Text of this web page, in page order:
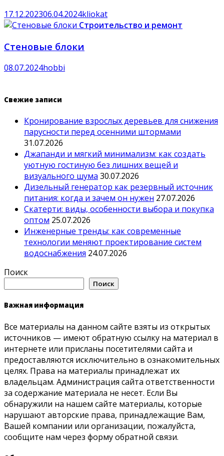
17.12.202306.04.2024kliokat
Строительство и ремонт
Стеновые блоки
08.07.2024hobbi
Свежие записи
Кронирование взрослых деревьев для снижения
парусности перед осенними штормами
31.07.2026
Джапанди и мягкий минимализм: как создать
уютную гостиную без лишних вещей и
визуального шума 30.07.2026
Дизельный генератор как резервный источник
питания: когда и зачем он нужен 27.07.2026
Скатерти: виды, особенности выбора и покупка
оптом 25.07.2026
Инженерные тренды: как современные
технологии меняют проектирование систем
водоснабжения 24.07.2026
Поиск
Поиск
Важная информация
Все материалы на данном сайте взяты из открытых
источников — имеют обратную ссылку на материал в
интернете или присланы посетителями сайта и
предоставляются исключительно в ознакомительных
целях. Права на материалы принадлежат их
владельцам. Администрация сайта ответственности
за содержание материала не несет. Если Вы
обнаружили на нашем сайте материалы, которые
нарушают авторские права, принадлежащие Вам,
Вашей компании или организации, пожалуйста,
сообщите нам через форму обратной связи.